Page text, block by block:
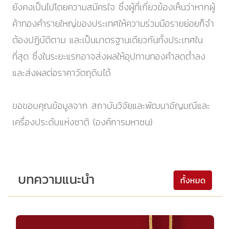
ยังคงเป็นไปโดยความสมัครใจ ซึ่งผู้ที่เกี่ยวข้องเห็นว่าหากผู้
ค้าทองคำรายใหญ่ของประเทศให้ความร่วมมือรายย่อยก็จำ
ต้องปฏิบัติตาม และเป็นมาตรฐานเดียวกันทั้งประเทศใน
ที่สุด ซึ่งในระยะแรกอาจส่งผลให้อุปทานทองคำลดต่ำลง
และส่งผลต่อราคาวัตถุดิบได้
ขอขอบคุณข้อมูลจาก สถาบันวิจัยและพัฒนาอัญมณีและ
เครื่องประดับแห่งชาติ (องค์การมหาชน)
บทความแนะนำ ทั้งหมด